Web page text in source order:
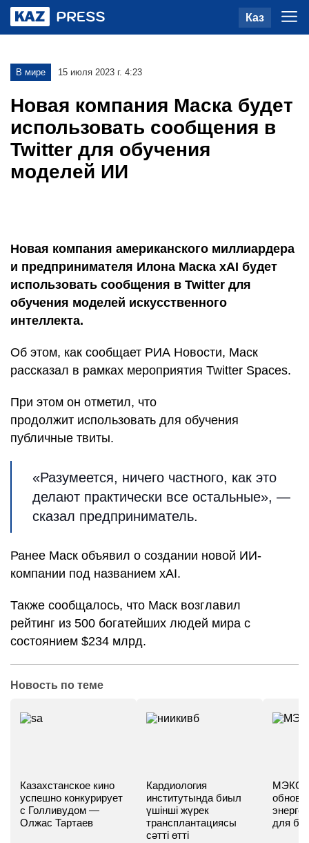
Каз
В мире 15 июля 2023 г. 4:23
Новая компания Маска будет
использовать сообщения в
Twitter для обучения
моделей ИИ
Новая компания американского миллиардера
и предпринимателя Илона Маска xAI будет
использовать сообщения в Twitter для
обучения моделей искусственного
интеллекта.
Об этом, как сообщает РИА Новости, Маск
рассказал в рамках мероприятия Twitter Spaces.
При этом он отметил, что
продолжит использовать для обучения
публичные твиты.
«Разумеется, ничего частного, как это
делают практически все остальные», —
сказал предприниматель.
Ранее Маск объявил о создании новой ИИ-
компании под названием xAI.
Также сообщалось, что Маск возглавил
рейтинг из 500 богатейших людей мира с
состоянием $234 млрд.
Новость по теме
Казахстанское кино
успешно конкурирует
с Голливудом —
Олжас Тартаев
Кардиология
институтында биыл
үшінші жүрек
трансплантациясы
сәтті өтті
МЭКС -
для